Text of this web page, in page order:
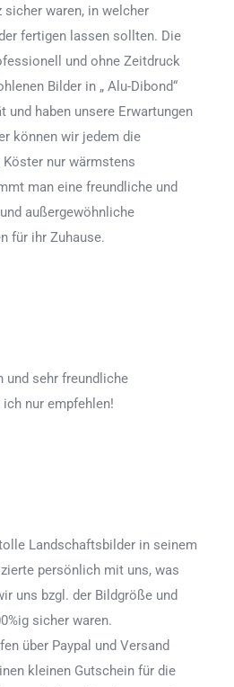
waren, in welcher
fertigen lassen sollten. Die
und ohne Zeitdruck
Bilder in „ Alu-Dibond“
und haben unsere Erwartungen
können wir jedem die
nur wärmstens
man eine freundliche und
außergewöhnliche
für ihr Zuhause.
und sehr freundliche
nur empfehlen!
Landschaftsbilder in seinem
persönlich mit uns, was
uns bzgl. der Bildgröße und
sicher waren.
über Paypal und Versand
kleinen Gutschein für die